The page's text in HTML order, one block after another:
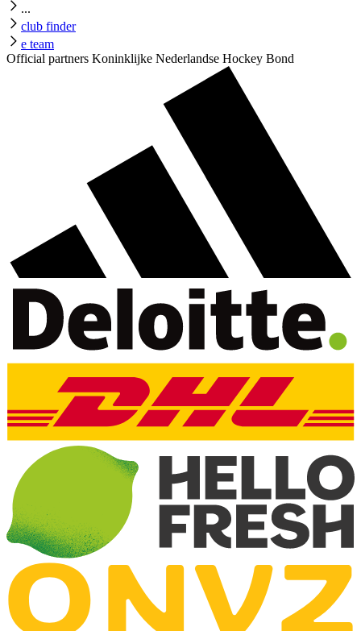
...
club finder
e team
Official partners Koninklijke Nederlandse Hockey Bond